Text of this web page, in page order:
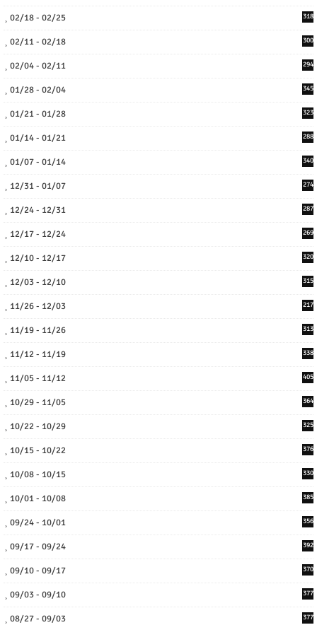
02/18 - 02/25 318
02/11 - 02/18 300
02/04 - 02/11 294
01/28 - 02/04 345
01/21 - 01/28 323
01/14 - 01/21 288
01/07 - 01/14 340
12/31 - 01/07 274
12/24 - 12/31 287
12/17 - 12/24 269
12/10 - 12/17 320
12/03 - 12/10 315
11/26 - 12/03 217
11/19 - 11/26 313
11/12 - 11/19 338
11/05 - 11/12 405
10/29 - 11/05 364
10/22 - 10/29 325
10/15 - 10/22 376
10/08 - 10/15 330
10/01 - 10/08 385
09/24 - 10/01 356
09/17 - 09/24 392
09/10 - 09/17 370
09/03 - 09/10 377
08/27 - 09/03 377